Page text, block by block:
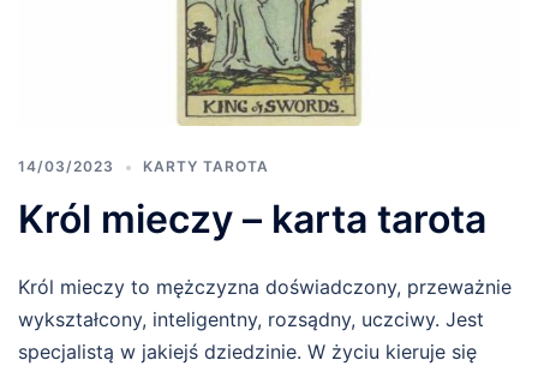
14/03/2023 KARTY TAROTA
Król mieczy – karta tarota
Król mieczy to mężczyzna doświadczony, przeważnie
wykształcony, inteligentny, rozsądny, uczciwy. Jest
specjalistą w jakiejś dziedzinie. W życiu kieruje się